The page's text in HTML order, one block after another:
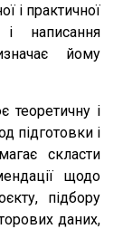
і практичної
написання
йому
теоретичну і
підготовки і
скласти
щодо
підбору
даних,